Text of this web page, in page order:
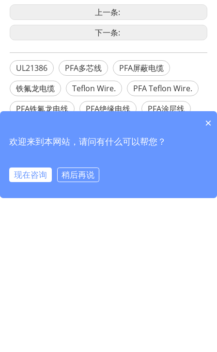
上一条:
下一条:
UL21386 PFA多芯线
PFA屏蔽电缆
铁氟龙电缆
Teflon Wire.
PFA Teflon Wire.
PFA铁氟龙电线
PFA绝缘电线
PFA涂层线
相关产品 15358868788
info@fmcable.com
凤鸣公众号
×
欢迎来到本网站，请问有什么可以帮您？
现在咨询 稍后再说